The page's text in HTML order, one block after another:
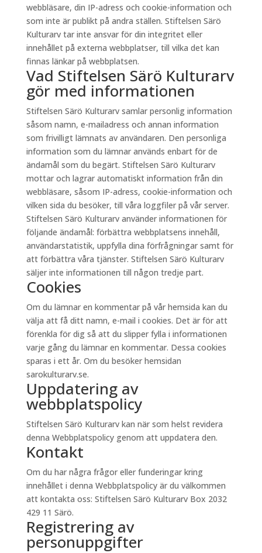
webbläsare, din IP-adress och cookie-information och
som inte är publikt på andra ställen. Stiftelsen Särö
Kulturarv tar inte ansvar för din integritet eller
innehållet på externa webbplatser, till vilka det kan
finnas länkar på webbplatsen.
Vad Stiftelsen Särö Kulturarv
gör med informationen
Stiftelsen Särö Kulturarv samlar personlig information
såsom namn, e-mailadress och annan information
som frivilligt lämnats av användaren. Den personliga
information som du lämnar används enbart för de
ändamål som du begärt. Stiftelsen Särö Kulturarv
mottar och lagrar automatiskt information från din
webbläsare, såsom IP-adress, cookie-information och
vilken sida du besöker, till våra loggfiler på vår server.
Stiftelsen Särö Kulturarv använder informationen för
följande ändamål: förbättra webbplatsens innehåll,
användarstatistik, uppfylla dina förfrågningar samt för
att förbättra våra tjänster. Stiftelsen Särö Kulturarv
säljer inte informationen till någon tredje part.
Cookies
Om du lämnar en kommentar på vår hemsida kan du
välja att få ditt namn, e-mail i cookies. Det är för att
förenkla för dig så att du slipper fylla i informationen
varje gång du lämnar en kommentar. Dessa cookies
sparas i ett år. Om du besöker hemsidan
sarokulturarv.se.
Uppdatering av
webbplatspolicy
Stiftelsen Särö Kulturarv kan när som helst revidera
denna Webbplatspolicy genom att uppdatera den.
Kontakt
Om du har några frågor eller funderingar kring
innehållet i denna Webbplatspolicy är du välkommen
att kontakta oss: Stiftelsen Särö Kulturarv Box 2032
429 11 Särö.
Registrering av
personuppgifter